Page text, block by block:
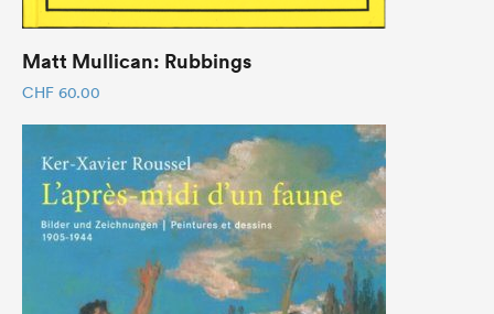
Matt Mullican: Rubbings
CHF 60.00